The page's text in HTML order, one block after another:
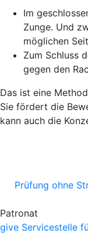
Im
Zunge. Und
möglichen
Zum Schluss
gegen den
Das ist eine
Sie fördert die
kann auch die
Prüfung ohne
Patronat
give Servicestelle